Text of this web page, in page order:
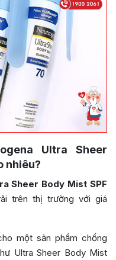
Ultra Sheer
nhiêu?
Sheer Body Mist SPF
trên thị trường với giá
một sản phẩm chống
Ultra Sheer Body Mist